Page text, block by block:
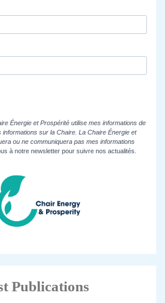
Énergie et Prospérité utilise mes informations de
sur la Chaire. La Chaire Énergie et
ou ne communiquera pas mes informations
à notre newsletter pour suivre nos actualités.
Publications